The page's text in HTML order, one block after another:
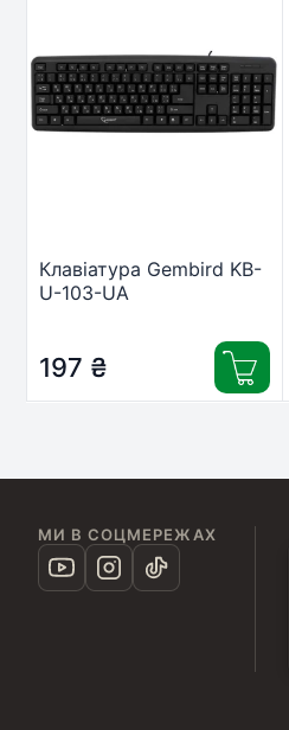
Клавіатура Gembird KB-
U-103-UA
197 ₴
МИ В СОЦМЕРЕЖАХ